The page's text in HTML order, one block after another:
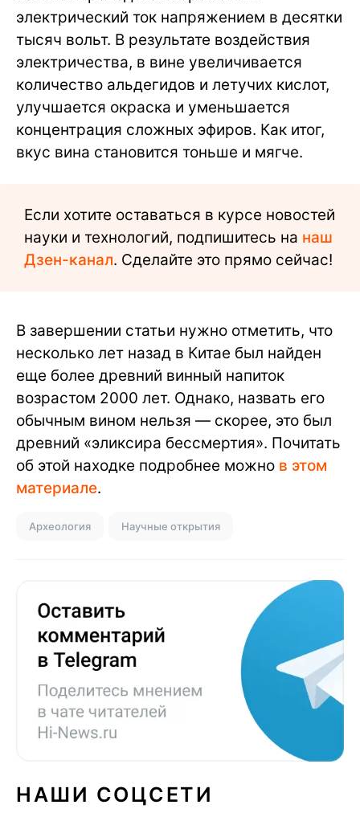
электрический ток напряжением в десятки
тысяч вольт. В результате воздействия
электричества, в вине увеличивается
количество альдегидов и летучих кислот,
улучшается окраска и уменьшается
концентрация сложных эфиров. Как итог,
вкус вина становится тоньше и мягче.
Если хотите оставаться в курсе новостей
науки и технологий, подпишитесь на наш
Дзен-канал. Сделайте это прямо сейчас!
В завершении статьи нужно отметить, что
несколько лет назад в Китае был найден
еще более древний винный напиток
возрастом 2000 лет. Однако, назвать его
обычным вином нельзя — скорее, это был
древний «эликсира бессмертия». Почитать
об этой находке подробнее можно в этом
материале.
Археология Научные открытия
НАШИ СОЦСЕТИ